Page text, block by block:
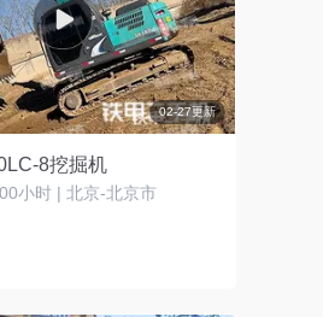
02-27更新
8挖掘机
小时 | 北京-北京市